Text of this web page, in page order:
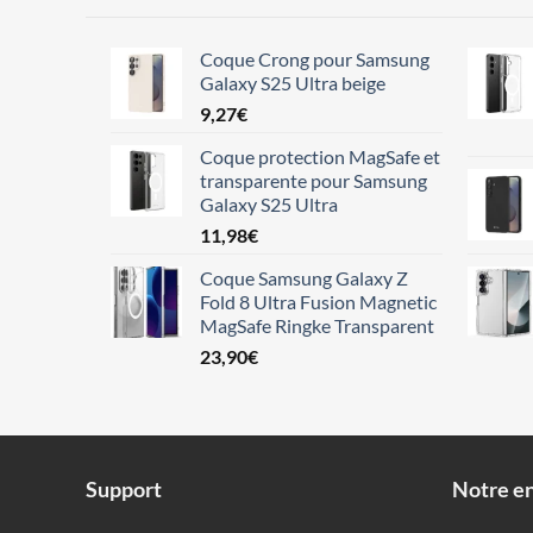
Coque Crong pour Samsung
Galaxy S25 Ultra beige
9,27€
Coque protection MagSafe et
transparente pour Samsung
Galaxy S25 Ultra
11,98€
Coque Samsung Galaxy Z
Fold 8 Ultra Fusion Magnetic
MagSafe Ringke Transparent
23,90€
Support Notre